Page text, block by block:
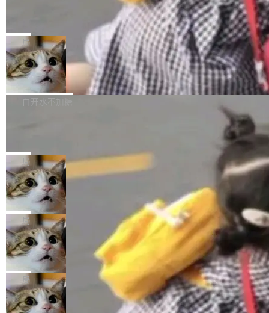
录全贴了出来。 他发错人了 苹果外部律师 Gabr
iel Gross 来自 Weil 律所，2 月 23 日下午 5:53
给 OpenAI 总法律顾问 Che Chang 发了封邮
件，附了一封长信，要求 OpenAI 配合调查前苹
果员工带走机密信...
这是目前市面上唯一支持平板接入WorkBuddy P
C版的产品，搭载“人机双写”重磅功能——你写
你的，AI写AI的，同屏协作互不干扰。一句话让
AI帮你干活，现在开启全新体验！ 温馨提示：
体验WorkBuddy鸿蒙PC版前，请将 HUAWEI M
atePad Edge 升级至 HarmonyOS 6.1.0.135S
P9 patch03及以上版本。 *升级路径：设置 > 搜
FFmpeg 9.0 发布：代号“Lei”，以此纪
全球知名开源多媒体框架 FFmpeg 今天正式发
布了 9.0 版本。这个版本除了带来新一代音视频
处理能力和硬件加速支持之外，还有一个特殊之
处：FFmpeg 9.0 的代号是“Lei”。 这个名字，
来自中国开发者雷霄骅（Lei Xiaohua）。 对于
很多中国音视频开发者而言，这个名字并不陌
“启蒙老师”。 而今年，恰好是雷霄骅离世十周
年。FFmpeg 社区最终选择用一个大版本的名
字，留下了这份纪念。 雷霄骅曾是中国传媒大学
数字电视技术方向的博士生，长期从事视频、音
频技...
局
亚马逊成本失控：AI 写代码烧掉 1215
万元，超预算 860%
外媒近日曝光了亚马逊的多份内部报告显示，AI
导致公司在多个项目上超支。《金融时报》报道
编写程序，目标是完成电商平台作者信息与商品
列表的数据匹配 —— 一项常规的数据处理任
务，最终却产生了 180 万美元的账单，实际支出
超出原定预算 860%。 更令人意外的是，该项目
最终并未成功落地，而高额算力消耗持续运行长
达 5 个月，公司直到财务对账时才察觉异常。这
意味着一个无人看管的 AI 程序，在近半年时间
里日夜不停地"烧钱"。 复盘显示，...
白开水不加糖
e CEO Clément Delangue 在 CNBC 的采访里
没有拐弯抹角。他说中国正在赢得 AI 竞赛，而
且按目前的速度，中国 AI 工具预计在今年底或
2027 年就能追上美国前沿实验室的水平。 Dela
ngue 把原因归结为一件事：开放协作。中国的
AI 开发者在一个共享和协作的生态里加速迭代，
而美国模型厂商在"闭门造车"。他的原话是 "buil
ding in silos"——各自为战，互不通气。 这个判
断从他嘴里说出来分量不同。Hugging Face 是
全球最大的开源 AI 平台，上面跑着上百万个模
型。谁在开源赛道上领先，...
局
当 AI agent 把源码变成了最好的扩展系
统，开发者工具必须开源
五年前，David Crawshaw 问过很多软件工程师
一个问题：你写过什么给自己用的程序？答案几
乎都是没有。工程师们整天用别人写的程序写程
序给别人用。偶尔有人自己写个博客系统、智能
家居控制、家庭实验室，都算稀奇事。 Crawsh
aw 是 Shelley 的作者，一个开源 AI coding age
nt。他最近在博客上写了一篇文章，核心论点很
简单：开发者工具必须开源。 理由不是传统的自
局
DeepSeek Harness 宣布内测邀请，全
网最大规模开源 Agent 路演现场诞生
一条内测招募帖，发出去的时候大概没人想到它
会变成一场开源 Agent 生态的路演。 8月1日，
DeepSeek Harness 团队负责人崔添翼（tiany
i）在 X 上发帖： 「如果你是 Agent Harness 相
局
商汤 SenseNova U1.5-Lite-Preview